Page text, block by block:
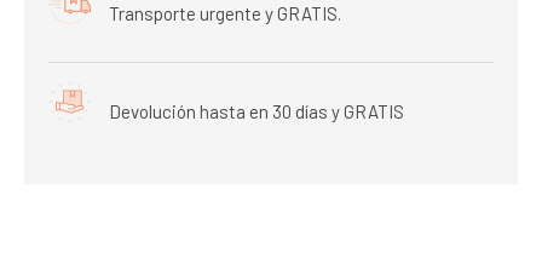
Transporte urgente y GRATIS.
Devolución hasta en 30 días y GRATIS